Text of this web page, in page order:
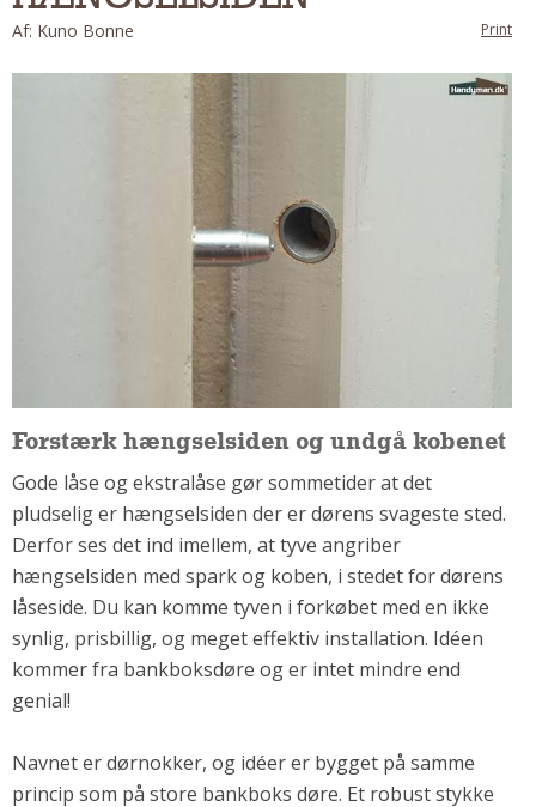
MURER
Udskiftning Og Montage
Andet
Båd
GARTNER
Beplantning
Belægning
Skadedyr
Andet
RENGØRING
Pletleksikon
Af: Kuno Bonne Print
Forstærk hængselsiden og undgå kobenet
Gode låse og ekstralåse gør sommetider at det
pludselig er hængselsiden der er dørens svageste sted.
Derfor ses det ind imellem, at tyve angriber
hængselsiden med spark og koben, i stedet for dørens
låseside. Du kan komme tyven i forkøbet med en ikke
synlig, prisbillig, og meget effektiv installation. Idéen
kommer fra bankboksdøre og er intet mindre end
genial!
Navnet er dørnokker, og idéer er bygget på samme
princip som på store bankboks døre. Et robust stykke